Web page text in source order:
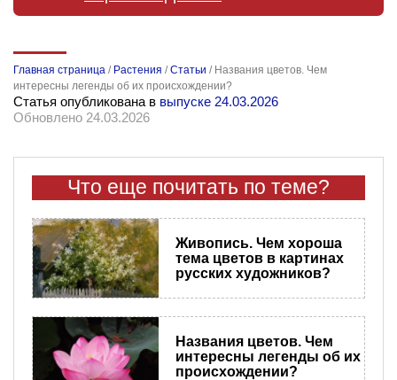
Главная страница / Растения /Статьи / Названия цветов. Чем
интересны легенды об их происхождении?
Статья опубликована в выпуске 24.03.2026
Обновлено 24.03.2026
Что еще почитать по теме?
Живопись. Чем хороша
тема цветов в картинах
русских художников?
Названия цветов. Чем
интересны легенды об их
происхождении?